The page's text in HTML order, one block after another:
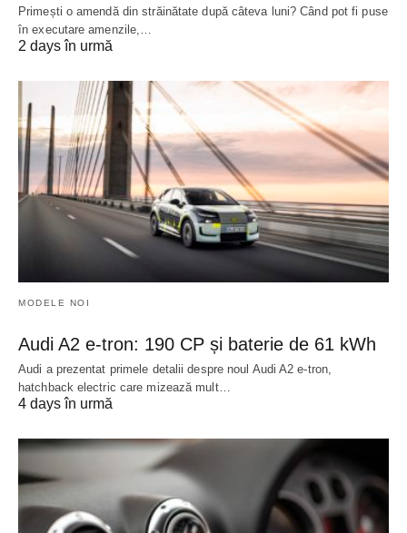
Primești o amendă din străinătate după câteva luni? Când pot fi puse
în executare amenzile,…
2 days în urmă
MODELE NOI
Audi A2 e-tron: 190 CP și baterie de 61 kWh
Audi a prezentat primele detalii despre noul Audi A2 e-tron,
hatchback electric care mizează mult…
4 days în urmă